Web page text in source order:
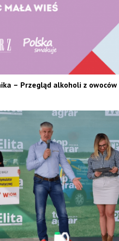
– Przegląd alkoholi z owoców